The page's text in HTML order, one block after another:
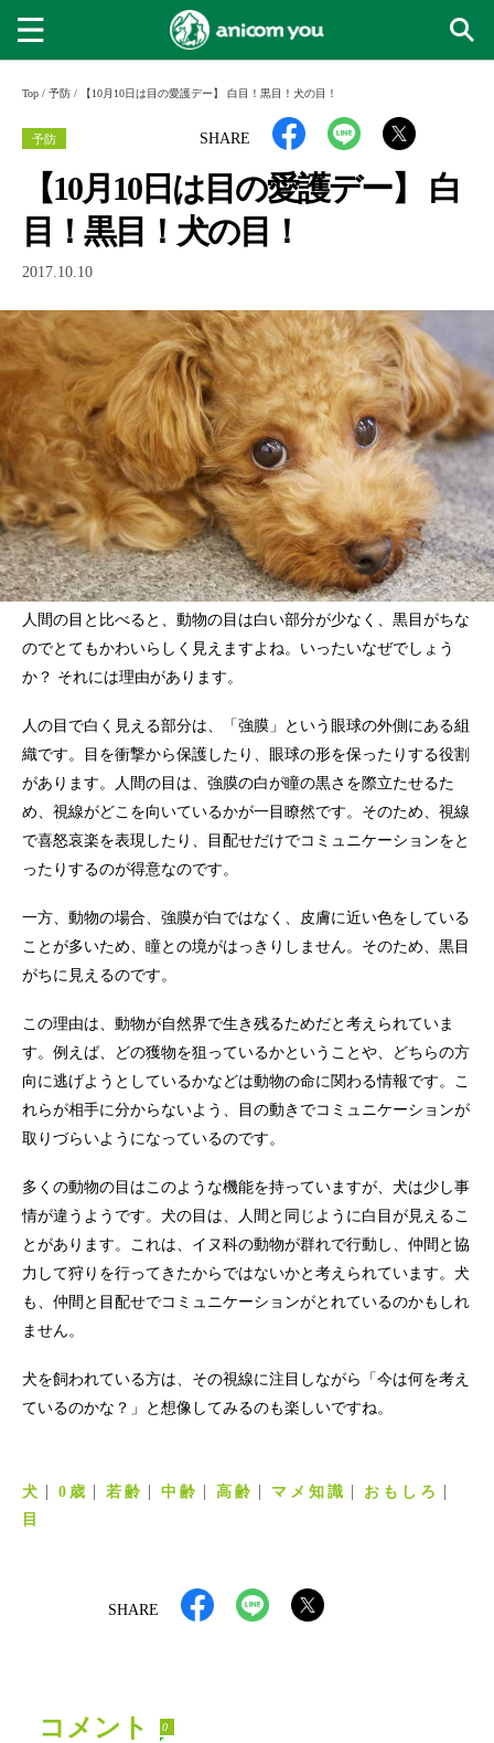
Top / 予防 / 【10月10日は目の愛護デー】 白目！黒目！犬の目！
SHARE
予防
【10月10日は目の愛護デー】 白
目！黒目！犬の目！
2017.10.10
人間の目と比べると、動物の目は白い部分が少なく、黒目がちな
のでとてもかわいらしく見えますよね。いったいなぜでしょう
か？ それには理由があります。
人の目で白く見える部分は、「強膜」という眼球の外側にある組
織です。目を衝撃から保護したり、眼球の形を保ったりする役割
があります。人間の目は、強膜の白が瞳の黒さを際立たせるた
め、視線がどこを向いているかが一目瞭然です。そのため、視線
で喜怒哀楽を表現したり、目配せだけでコミュニケーションをと
ったりするのが得意なのです。
一方、動物の場合、強膜が白ではなく、皮膚に近い色をしている
ことが多いため、瞳との境がはっきりしません。そのため、黒目
がちに見えるのです。
この理由は、動物が自然界で生き残るためだと考えられていま
す。例えば、どの獲物を狙っているかということや、どちらの方
向に逃げようとしているかなどは動物の命に関わる情報です。こ
れらが相手に分からないよう、目の動きでコミュニケーションが
取りづらいようになっているのです。
多くの動物の目はこのような機能を持っていますが、犬は少し事
情が違うようです。犬の目は、人間と同じように白目が見えるこ
とがあります。これは、イヌ科の動物が群れで行動し、仲間と協
力して狩りを行ってきたからではないかと考えられています。犬
も、仲間と目配せでコミュニケーションがとれているのかもしれ
ません。
犬を飼われている方は、その視線に注目しながら「今は何を考え
ているのかな？」と想像してみるのも楽しいですね。
犬 0歳 若齢 中齢 高齢 マメ知識
おもしろ
目
SHARE
コメント 0